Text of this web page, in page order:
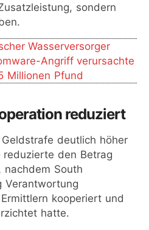
sondern
Wasserversorger
Angriff verursachte
Millionen Pfund
reduziert
deutlich höher
reduzierte den Betrag
nachdem South
Verantwortung
kooperiert und
hatte.